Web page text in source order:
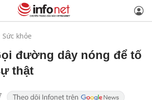
Sức khỏe
đường dây nóng để tố
thật